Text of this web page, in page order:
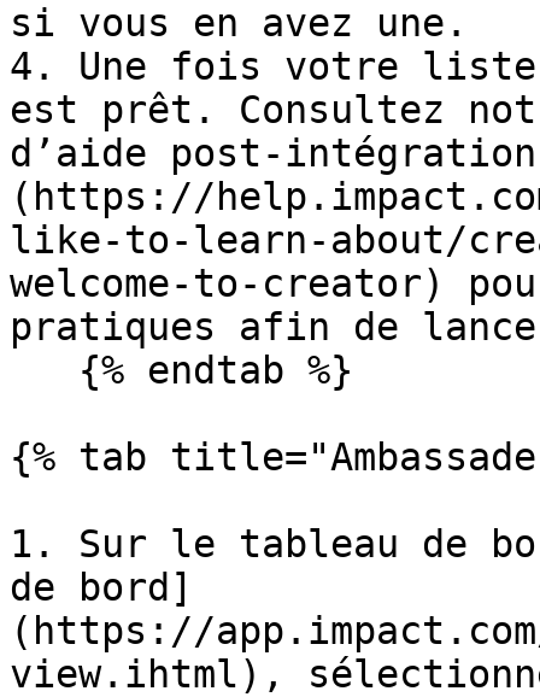
si vous en avez une.
4. Une fois votre
est prêt. Consultez
d’aide post-
(https://
like-to-learn-about/
welcome-to-creator)
pratiques afin de
{% tab
1. Sur le tableau de
de bord]
(https://
view.ihtml),